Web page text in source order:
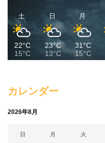
土
22°C
15°C
日
23°C
13°C
月
31°C
15°C
カレンダー
2026年8月
日 月 火